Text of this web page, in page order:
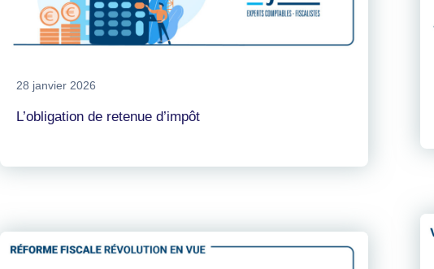
28 janvier 2026
L’obligation de retenue d’impôt